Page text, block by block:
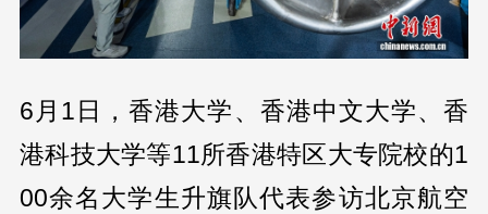
6月1日，香港大学、香港中文大学、香
港科技大学等11所香港特区大专院校的1
00余名大学生升旗队代表参访北京航空